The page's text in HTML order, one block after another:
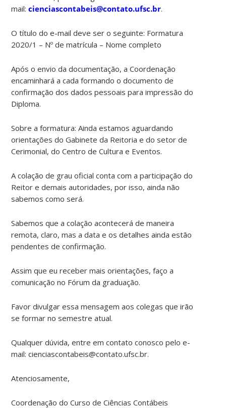
mail:cienciascontabeis@contato.ufsc.br.
O título do e-mail deve ser o seguinte: Formatura
2020/1 – Nº de matrícula – Nome completo
Após o envio da documentação, a Coordenação
encaminhará a cada formando o documento de
confirmação dos dados pessoais para impressão do
Diploma.
Sobre a formatura: Ainda estamos aguardando
orientações do Gabinete da Reitoria e do setor de
Cerimonial, do Centro de Cultura e Eventos.
A colação de grau oficial conta com a participação do
Reitor e demais autoridades, por isso, ainda não
sabemos como será.
Sabemos que a colação acontecerá de maneira
remota, claro, mas a data e os detalhes ainda estão
pendentes de confirmação.
Assim que eu receber mais orientações, faço a
comunicação no Fórum da graduação.
Favor divulgar essa mensagem aos colegas que irão
se formar no semestre atual.
Qualquer dúvida, entre em contato conosco pelo e-
mail: cienciascontabeis@contato.ufsc.br.
Atenciosamente,
Coordenação do Curso de Ciências Contábeis